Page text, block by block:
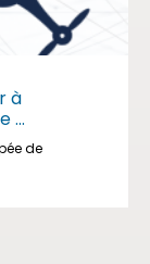
à
...
de